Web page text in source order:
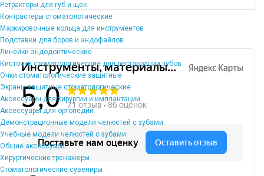
Ретракторы для губ и щек
Контрастеры стоматологические
Маркировочные кольца для инструментов
Подставки для боров и эндофайлов
Линейки эндодонтические
Кисточки стоматологические для реставрации зубов
Очки стоматологические защитные
Экраны защитные стоматологические
Аксессуары для хирургии и имплантации
Аксессуары для ортопедии
Демонстрационные модели челюстей с зубами
Учебные модели челюстей с зубами
Общие аксессуары
Хирургические тренажеры
Стоматологические сувениры